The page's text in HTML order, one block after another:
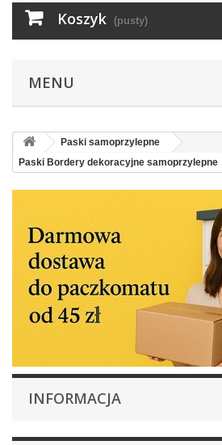
Koszyk (pusty)
MENU
Paski samoprzylepne
Paski Bordery dekoracyjne samoprzylepne
INFORMACJA